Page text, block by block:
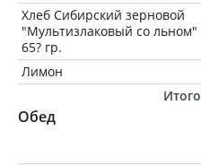
Хлеб Сибирский зерновой
"Мультизлаковый со льном"
65? гр.
Лимон
Итого
Обед